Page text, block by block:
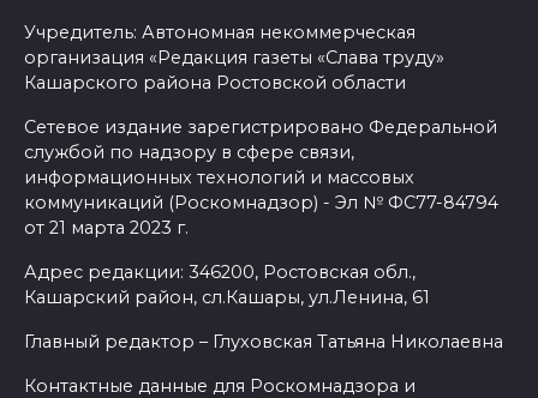
Учредитель: Автономная некоммерческая
организация «Редакция газеты «Слава труду»
Кашарского района Ростовской области
Сетевое издание зарегистрировано Федеральной
службой по надзору в сфере связи,
информационных технологий и массовых
коммуникаций (Роскомнадзор) - Эл № ФС77-84794
от 21 марта 2023 г.
Адрес редакции: 346200, Ростовская обл.,
Кашарский район, сл.Кашары, ул.Ленина, 61
Главный редактор – Глуховская Татьяна Николаевна
Контактные данные для Роскомнадзора и